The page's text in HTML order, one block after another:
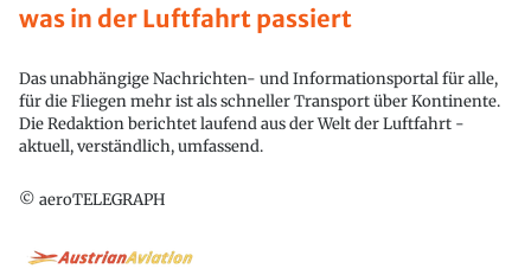
was in der Luftfahrt passiert
Das unabhängige Nachrichten- und Informationsportal für alle,
für die Fliegen mehr ist als schneller Transport über Kontinente.
Die Redaktion berichtet laufend aus der Welt der Luftfahrt -
aktuell, verständlich, umfassend.
© aeroTELEGRAPH